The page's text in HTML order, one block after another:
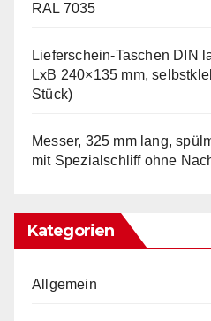
RAL 7035
Lieferschein-Taschen DIN
LxB 240×135 mm,
Stück)
Messer, 325 mm lang,
mit Spezialschliff ohne
Kategorien
Allgemein